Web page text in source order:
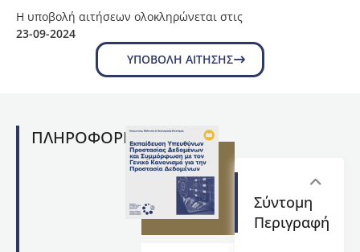
Η υποβολή αιτήσεων ολοκληρώνεται στις
23-09-2024
ΥΠΟΒΟΛΉ ΑΊΤΗΣΗΣ
ΠΛΗΡΟΦΟΡΙΕΣ
Σύντομη
Περιγραφή